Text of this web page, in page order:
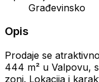
Građevinsko
Opis
Prodaje se
444 m² u Valpovu,
zoni. Lokacija i